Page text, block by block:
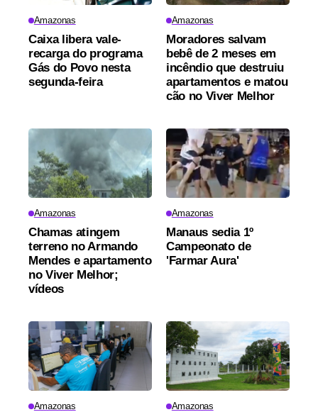
Amazonas
Caixa libera vale-
recarga do programa
Gás do Povo nesta
segunda-feira
Amazonas
Moradores salvam
bebê de 2 meses em
incêndio que destruiu
apartamentos e matou
cão no Viver Melhor
Amazonas
Chamas atingem
terreno no Armando
Mendes e apartamento
no Viver Melhor;
vídeos
Amazonas
Manaus sedia 1º
Campeonato de
'Farmar Aura'
Amazonas Amazonas